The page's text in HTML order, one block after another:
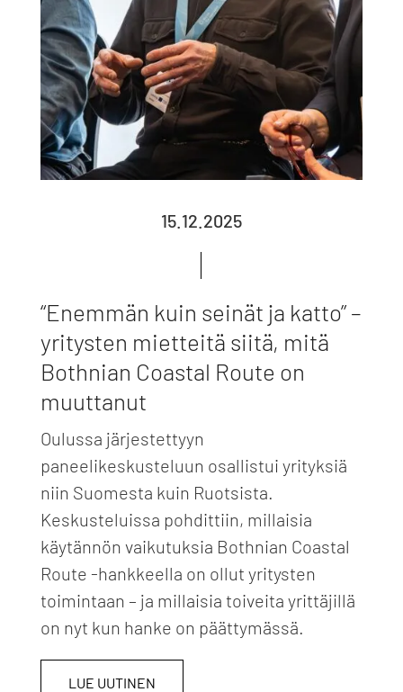
15.12.2025
“Enemmän kuin seinät ja katto” –
yritysten mietteitä siitä, mitä
Bothnian Coastal Route on
muuttanut
Oulussa järjestettyyn
paneelikeskusteluun osallistui yrityksiä
niin Suomesta kuin Ruotsista.
Keskusteluissa pohdittiin, millaisia
käytännön vaikutuksia Bothnian Coastal
Route -hankkeella on ollut yritysten
toimintaan – ja millaisia toiveita yrittäjillä
on nyt kun hanke on päättymässä.
LUE UUTINEN